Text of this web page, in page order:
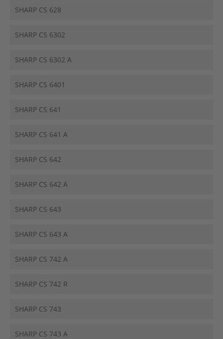
SHARP CS 628
SHARP CS 6302
SHARP CS 6302 A
SHARP CS 6401
SHARP CS 641
SHARP CS 641 A
SHARP CS 642
SHARP CS 642 A
SHARP CS 643
SHARP CS 643 A
SHARP CS 742 A
SHARP CS 742 R
SHARP CS 743
SHARP CS 743 A